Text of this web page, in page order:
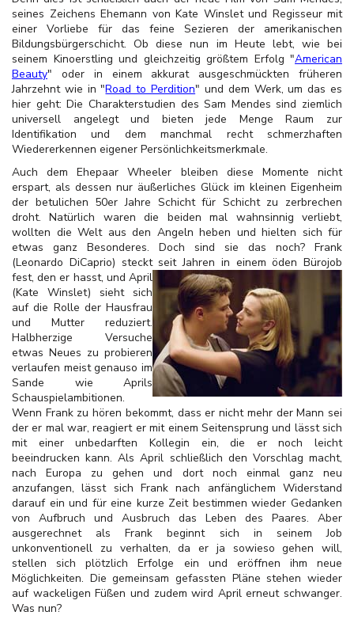
seines Zeichens Ehemann von Kate Winslet und Regisseur mit
einer Vorliebe für das feine Sezieren der amerikanischen
Bildungsbürgerschicht. Ob diese nun im Heute lebt, wie bei
seinem Kinoerstling und gleichzeitig größtem Erfolg "American
Beauty" oder in einem akkurat ausgeschmückten früheren
Jahrzehnt wie in "Road to Perdition" und dem Werk, um das es
hier geht: Die Charakterstudien des Sam Mendes sind ziemlich
universell angelegt und bieten jede Menge Raum zur
Identifikation und dem manchmal recht schmerzhaften
Wiedererkennen eigener Persönlichkeitsmerkmale.
Auch dem Ehepaar Wheeler bleiben diese Momente nicht
erspart, als dessen nur äußerliches Glück im kleinen Eigenheim
der betulichen 50er Jahre Schicht für Schicht zu zerbrechen
droht. Natürlich waren die beiden mal wahnsinnig verliebt,
wollten die Welt aus den Angeln heben und hielten sich für
etwas ganz Besonderes. Doch sind sie das noch? Frank
(Leonardo DiCaprio) steckt seit Jahren in einem öden Bürojob
fest, den er hasst, und April
(Kate Winslet) sieht sich
auf die Rolle der Hausfrau
und Mutter reduziert.
Halbherzige Versuche
etwas Neues zu probieren
verlaufen meist genauso im
Sande wie Aprils
Schauspielambitionen.
Wenn Frank zu hören bekommt, dass er nicht mehr der Mann sei
der er mal war, reagiert er mit einem Seitensprung und lässt sich
mit einer unbedarften Kollegin ein, die er noch leicht
beeindrucken kann. Als April schließlich den Vorschlag macht,
nach Europa zu gehen und dort noch einmal ganz neu
anzufangen, lässt sich Frank nach anfänglichem Widerstand
darauf ein und für eine kurze Zeit bestimmen wieder Gedanken
von Aufbruch und Ausbruch das Leben des Paares. Aber
ausgerechnet als Frank beginnt sich in seinem Job
unkonventionell zu verhalten, da er ja sowieso gehen will,
stellen sich plötzlich Erfolge ein und eröffnen ihm neue
Möglichkeiten. Die gemeinsam gefassten Pläne stehen wieder
auf wackeligen Füßen und zudem wird April erneut schwanger.
Was nun?